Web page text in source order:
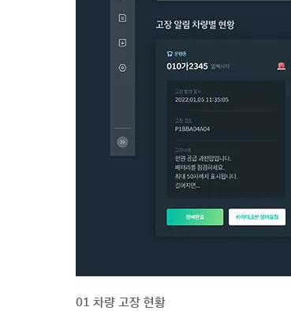
01 차량 고장 현황